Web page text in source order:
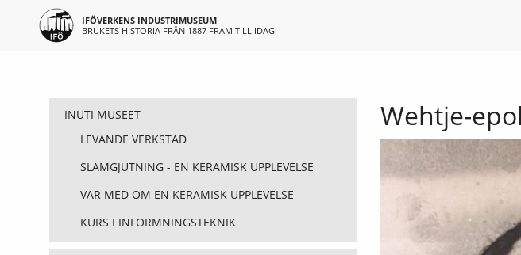
Hoppa till huvudinnehåll
HuvudmenyIFÖVERKENS INDUSTRIMUSEUM
BRUKETS HISTORIA FRÅN 1887 FRAM TILL IDAG
Wehtje-
Museet
INUTI MUSEET
LEVANDE VERKSTAD
SLAMGJUTNING - EN KERAMISK UPPLEVELSE
VAR MED OM EN KERAMISK UPPLEVELSE
KURS I INFORMNINGSTEKNIK